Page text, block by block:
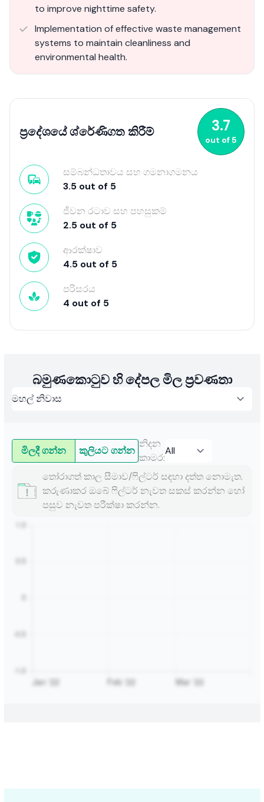
to improve nighttime safety.
Implementation of effective waste management
systems to maintain cleanliness and
environmental health.
ප්‍රදේශයේ ශ්රේණිගත කිරීම් 3.7
out of5
සම්බන්ධතාවය සහ ගමනාගමනය
3.5 out of 5
ජීවන රටාව සහ පහසුකම්
2.5 out of 5
ආරක්ෂාව
4.5 out of 5
පරිසරය
4 out of 5
බමුණකොටුව හි දේපල මිල ප්‍රවණතා
මිලදී ගන්න කුලියට ගන්න
නිදන
කාමර:
තෝරාගත් කාල සීමාව/ෆිල්ටර් සඳහා දත්ත නොමැත.
කරුණාකර ඔබේ ෆිල්ටර් නැවත සකස් කරන්න හෝ
පසුව නැවත පරීක්ෂා කරන්න.